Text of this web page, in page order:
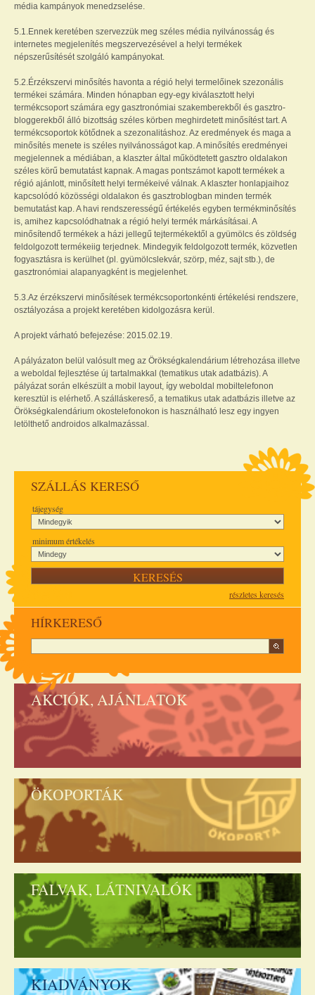
média kampányok menedzselése.
5.1.Ennek keretében szervezzük meg széles média nyilvánosság és
internetes megjelenítés megszervezésével a helyi termékek
népszerűsítését szolgáló kampányokat.
5.2.Érzékszervi minősítés havonta a régió helyi termelőinek szezonális
termékei számára. Minden hónapban egy-egy kiválasztott helyi
termékcsoport számára egy gasztronómiai szakemberekből és gasztro-
bloggerekből álló bizottság széles körben meghirdetett minősítést tart. A
termékcsoportok kötődnek a szezonalitáshoz. Az eredmények és maga a
minősítés menete is széles nyilvánosságot kap. A minősítés eredményei
megjelennek a médiában, a klaszter által működtetett gasztro oldalakon
széles körű bemutatást kapnak. A magas pontszámot kapott termékek a
régió ajánlott, minősített helyi termékeivé válnak. A klaszter honlapjaihoz
kapcsolódó közösségi oldalakon és gasztroblogban minden termék
bemutatást kap. A havi rendszerességű értékelés egyben termékminősítés
is, amihez kapcsolódhatnak a régió helyi termék márkásításai. A
minősítendő termékek a házi jellegű tejtermékektől a gyümölcs és zöldség
feldolgozott termékeiig terjednek. Mindegyik feldolgozott termék, közvetlen
fogyasztásra is kerülhet (pl. gyümölcslekvár, szörp, méz, sajt stb.), de
gasztronómiai alapanyagként is megjelenhet.
5.3.Az érzékszervi minősítések termékcsoportonkénti értékelési rendszere,
osztályozása a projekt keretében kidolgozásra kerül.
A projekt várható befejezése: 2015.02.19.
A pályázaton belül valósult meg az Örökségkalendárium létrehozása illetve
a weboldal fejlesztése új tartalmakkal (tematikus utak adatbázis). A
pályázat során elkészült a mobil layout, így weboldal mobiltelefonon
keresztül is elérhető. A szálláskereső, a tematikus utak adatbázis illetve az
Örökségkalendárium okostelefonokon is használható lesz egy ingyen
letölthető androidos alkalmazással.
SZÁLLÁS KERESŐ
tájegység
minimum értékelés
részletes keresés
HÍRKERESŐ
AKCIÓK, AJÁNLATOK
ÖKOPORTÁK
FALVAK, LÁTNIVALÓK
KIADVÁNYOK